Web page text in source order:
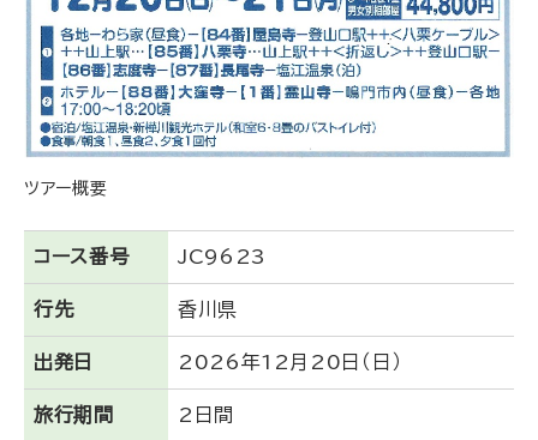
ツアー概要
コース番号 JC9623
行先 香川県
出発日 2026年12月20日（日）
旅行期間 2日間